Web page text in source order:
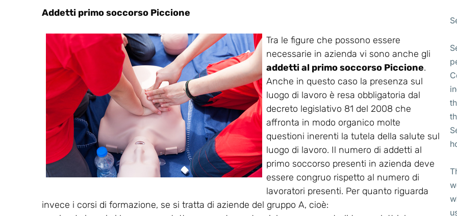
Addetti primo soccorso Piccione
Tra le figure che possono essere
necessarie in azienda vi sono anche gli
addetti al primo soccorso Piccione.
Anche in questo caso la presenza sul
luogo di lavoro è resa obbligatoria dal
decreto legislativo 81 del 2008 che
affronta in modo organico molte
questioni inerenti la tutela della salute sul
luogo di lavoro. Il numero di addetti al
primo soccorso presenti in azienda deve
essere congruo rispetto al numero di
lavoratori presenti. Per quanto riguarda
invece i corsi di formazione, se si tratta di aziende del gruppo A, cioè: